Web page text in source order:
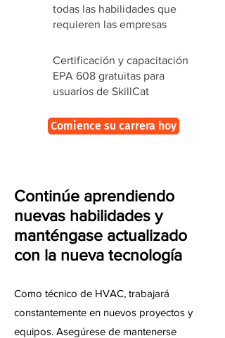
todas las habilidades que
requieren las empresas
Certificación y capacitación
EPA 608 gratuitas para
usuarios de SkillCat
Comience su carrera hoy
Continúe aprendiendo
nuevas habilidades y
manténgase actualizado
con la nueva tecnología
Como técnico de HVAC, trabajará
constantemente en nuevos proyectos y
equipos. Asegúrese de mantenerse